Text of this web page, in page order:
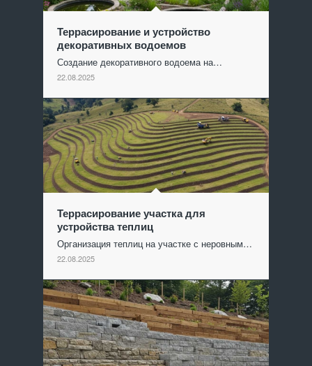
Террасирование и устройство
декоративных водоемов
Создание декоративного водоема на…
22.08.2025
Террасирование участка для
устройства теплиц
Организация теплиц на участке с неровным…
22.08.2025